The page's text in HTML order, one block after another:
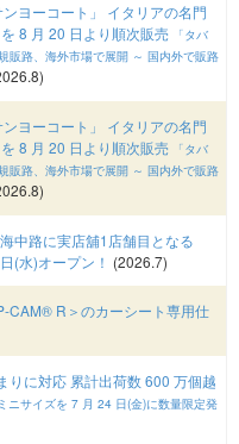
ヨーコート」 イタリアの名門
8 月 20 日より順次販売 「タバ
販路、海外市場で展開 ～ 国内外で販路
ヨーコート」 イタリアの名門
8 月 20 日より順次販売 「タバ
販路、海外市場で展開 ～ 国内外で販路
中路に実店舖1店舗目となる
(水)オープン！ (2026.7)
CAM® R＞のカーシート専用仕
りに対応 累計出荷数 600 万個越
ミニサイズを 7 月 24 日(金)に数量限定発